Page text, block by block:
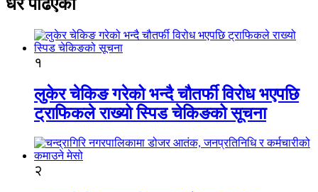
१
लुकेर चेकिङ गरेको भन्दै चौतर्फी विरोध भएपछि
ट्राफिकले राख्यो स्पिड चेकिङको सूचना
२